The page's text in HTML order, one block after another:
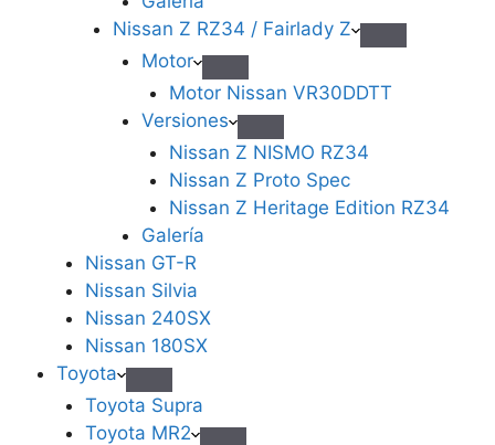
Nissan Z RZ34 / Fairlady Z
Motor
Motor Nissan VR30DDTT
Versiones
Nissan Z NISMO RZ34
Nissan Z Proto Spec
Nissan Z Heritage Edition RZ34
Galería
Nissan GT-R
Nissan Silvia
Nissan 240SX
Nissan 180SX
Toyota
Toyota Supra
Toyota MR2